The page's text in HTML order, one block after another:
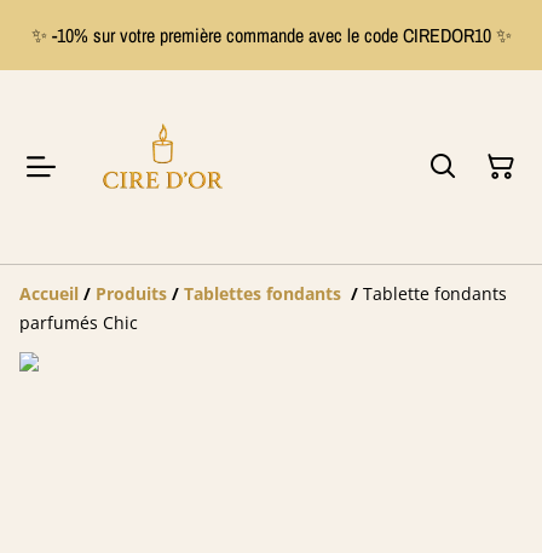
✨ -10% sur votre première commande avec le code CIREDOR10 ✨
Accueil / Produits / Tablettes fondants / Tablette fondants
parfumés Chic